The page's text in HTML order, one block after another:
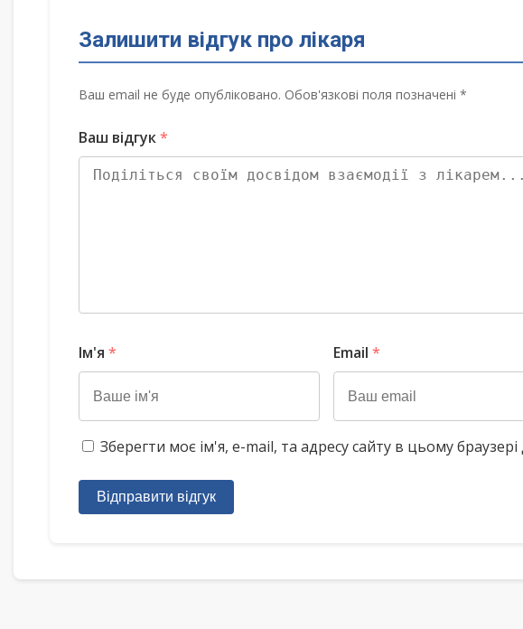
Залишити відгук про лікаря
Ваш email не буде опубліковано. Обов'язкові поля позначені *
Ваш відгук*
Ім'я * Email *
Зберегти моє ім'я, e-mail, та адресу сайту в цьому
Відправити відгук